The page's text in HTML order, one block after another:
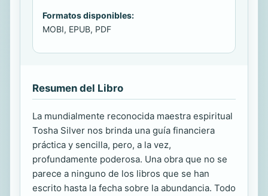
Formatos disponibles:
MOBI, EPUB, PDF
Resumen del Libro
La mundialmente reconocida maestra espiritual
Tosha Silver nos brinda una guía financiera
práctica y sencilla, pero, a la vez,
profundamente poderosa. Una obra que no se
parece a ninguno de los libros que se han
escrito hasta la fecha sobre la abundancia. Todo